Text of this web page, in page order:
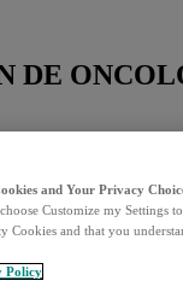
DE
and Your Privacy
Customize my Settings
Cookies and that you
Policy